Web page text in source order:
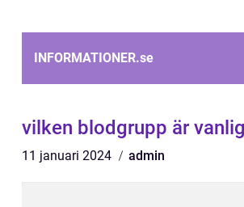
INFORMATIONER.se
vilken blodgrupp är
11 januari 2024 admin